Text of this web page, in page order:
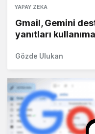
YAPAY ZEKA
Gmail, Gemini
yanıtları
Gözde Ulukan